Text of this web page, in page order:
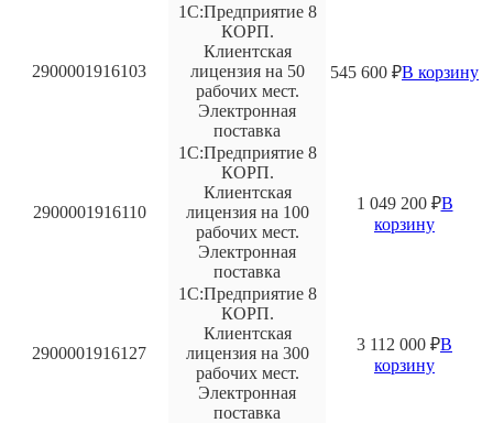
2900001916103
1С:Предприятие 8
КОРП.
Клиентская
лицензия на 50
рабочих мест.
Электронная
поставка
545 600 ₽В корзину
2900001916110
1С:Предприятие 8
КОРП.
Клиентская
лицензия на 100
рабочих мест.
Электронная
поставка
1 049 200 ₽В
корзину
2900001916127
1С:Предприятие 8
КОРП.
Клиентская
лицензия на 300
рабочих мест.
Электронная
поставка
3 112 000 ₽В
корзину